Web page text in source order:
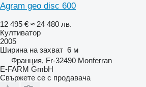
Agram geo disc 600
12 495 € ≈ 24 480 лв.
Култиватор
2005
Ширина на захват 6 м
Франция, Fr-32490 Monferran
E-FARM GmbH
Свържете се с продавача